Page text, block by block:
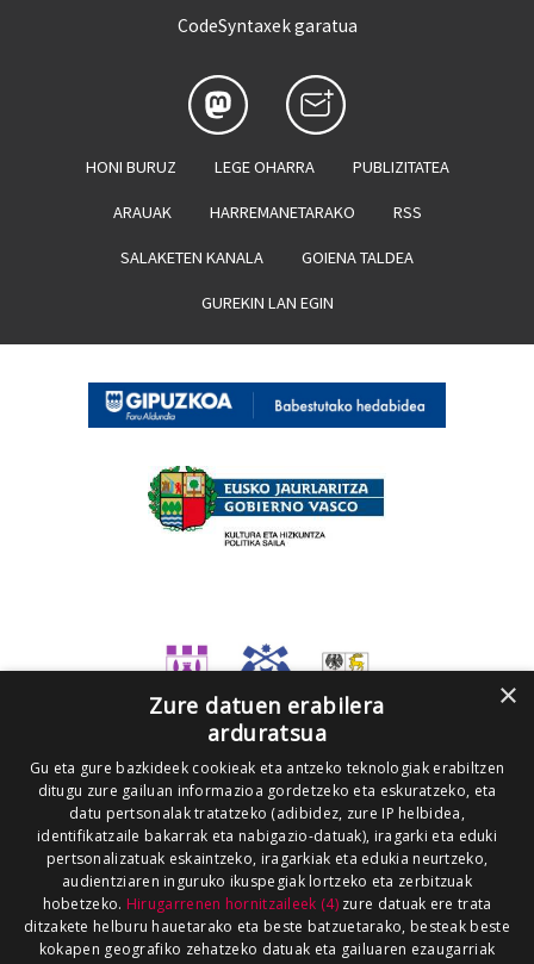
CodeSyntaxek garatua
HONI BURUZ LEGE OHARRA PUBLIZITATEA
ARAUAK HARREMANETARAKO RSS
SALAKETEN KANALA GOIENA TALDEA
GUREKIN LAN EGIN
×
Zure datuen erabilera
arduratsua
Gu eta gure bazkideek cookieak eta antzeko teknologiak erabiltzen
ditugu zure gailuan informazioa gordetzeko eta eskuratzeko, eta
datu pertsonalak tratatzeko (adibidez, zure IP helbidea,
identifikatzaile bakarrak eta nabigazio-datuak), iragarki eta eduki
pertsonalizatuak eskaintzeko, iragarkiak eta edukia neurtzeko,
audientziaren inguruko ikuspegiak lortzeko eta zerbitzuak
hobetzeko. Hirugarrenen hornitzaileek (4)zure datuak ere trata
ditzakete helburu hauetarako eta beste batzuetarako, besteak beste
kokapen geografiko zehatzeko datuak eta gailuaren ezaugarriak